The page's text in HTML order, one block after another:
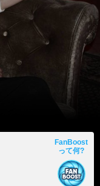
FanBoost
って何?